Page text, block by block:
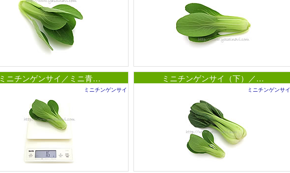
ミニチンゲンサイ／ミニ青…
ミニチンゲンサイ
ミニチンゲンサイ（下）／…
ミニチンゲンサイ